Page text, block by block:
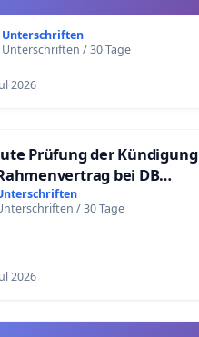
Unterschriften
Unterschriften / 30 Tage
2026
Prüfung der Kündigung
bei DB
Gmbh
/ 30 Tage
2026